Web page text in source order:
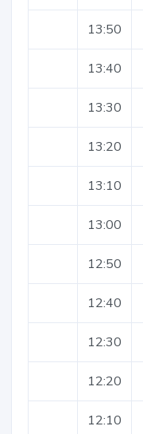
13:50
13:40
13:30
13:20
13:10
13:00
12:50
12:40
12:30
12:20
12:10